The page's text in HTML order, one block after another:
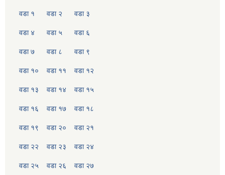
वडा १ वडा २ वडा ३
वडा ४ वडा ५ वडा ६
वडा ७ वडा ८ वडा ९
वडा १० वडा ११ वडा १२
वडा १३ वडा १४ वडा १५
वडा १६ वडा १७ वडा १८
वडा १९ वडा २० वडा २१
वडा २२ वडा २३ वडा २४
वडा २५ वडा २६ वडा २७